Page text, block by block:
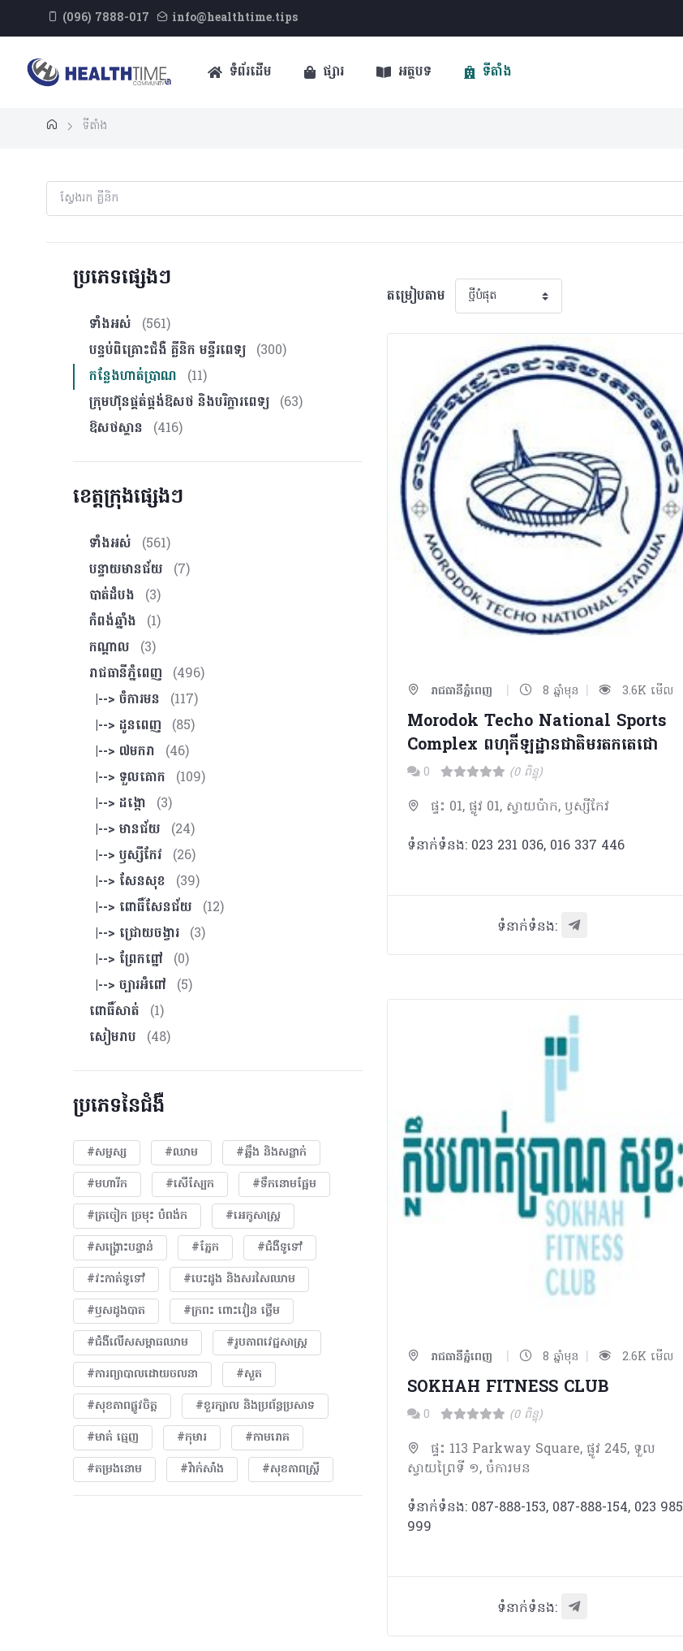
(096) 7888-017 info@healthtime.tips
ទំព័រដើម ផ្សារ អត្ថបទ ទីតាំង
ទីតាំង
ប្រភេទផ្សេងៗ
ទាំងអស់
(561)
បន្ទប់ពិគ្រោះ​ជំងឺ គ្លីនិក មន្ទីរពេទ្យ (300)
កន្លែងហាត់ប្រាណ
(11)
ក្រុមហ៊ុនផ្គត់ផ្គង់ឱសថ និងបរិក្ខារពេទ្យ (63)
ឱសថស្ថាន
(416)
ខេត្តក្រុងផ្សេងៗ
ទាំងអស់
(561)
បន្ទាយមានជ័យ
(7)
បាត់ដំបង
(3)
កំពង់ឆ្នាំង
(1)
កណ្ដាល
(3)
រាជធានីភ្នំពេញ
(496)
|--> ចំការមន
(117)
|--> ដូនពេញ
(85)
|--> ៧មករា
(46)
|--> ទួលគោក
(109)
|--> ដង្កោ
(3)
|--> មានជ័យ
(24)
|--> ឫស្សីកែវ
(26)
|--> សែនសុខ
(39)
|--> ពោធិ៍សែនជ័យ
(12)
|--> ជ្រោយចង្វារ (3)
|--> ព្រែកព្នៅ
(0)
|--> ច្បារអំពៅ
(5)
ពោធិ៍សាត់
(1)
សៀមរាប
(48)
ប្រភេទនៃជំងឺ
#សម្ផស្ស #ឈាម
#ឆ្អឹង និងសន្លាក់
#មហារីក​
#សើស្បែក
#ទឹកនោមផ្អែម
#ត្រចៀក ច្រមុះ បំពង់ក
#អេកូសាស្រ្ត
#សង្គ្រោះបន្ទាន់
#ភ្នែក​
#ជំងឺទូទៅ
#វះកាត់ទូទៅ
#បេះដូង​ និងសរសៃឈាម
#ឫសដូងបាត
#ក្រពះ ពោះវៀន ថ្លើម
#ជំងឺលើសសម្ពាធឈាម
#​រូបភាពវេជ្ជសាស្រ្ត
#ការព្យាបាលដោយ​ចលនា
#សួត
#សុខភាពផ្លូវចិត្ត
#ខួរក្បាល និងប្រព័ន្ធប្រសាទ
#មាត់ ធ្មេញ
#កុមារ
#កាមរោគ
#តម្រងនោម
#វ៉ាក់សាំង #សុខភាពស្រ្តី
តម្រៀបតាម
រាជធានីភ្នំពេញ | 8 ឆ្នាំមុន | 3.6K មើល
Morodok Techo National Sports
Complex ពហុកីឡដ្ឋានជាតិមរតកតេជោ
0 (0 ពិន្ទុ)
ផ្ទះ 01, ផ្លូវ 01, ស្វាយប៉ាក, ឫស្សីកែវ
ទំនាក់ទំនង: 023 231 036, 016 337 446
ទំនាក់ទំនង:
រាជធានីភ្នំពេញ | 8 ឆ្នាំមុន | 2.6K មើល
SOKHAH FITNESS CLUB
0 (0 ពិន្ទុ)
ផ្ទះ 113 Parkway Square, ផ្លូវ 245, ទួល
ស្វាយព្រៃទី ១, ចំការមន
ទំនាក់ទំនង: 087-888-153, 087-888-154, 023 985
999
ទំនាក់ទំនង: